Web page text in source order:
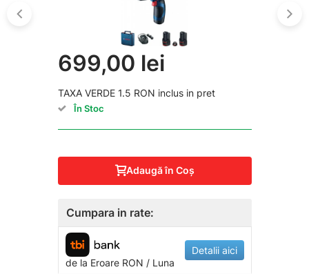
699,00 lei
TAXA VERDE 1.5 RON inclus in pret
În Stoc
Adaugă în Coş
Cumpara in rate:
de la EroareRON / Luna
Detalii aici